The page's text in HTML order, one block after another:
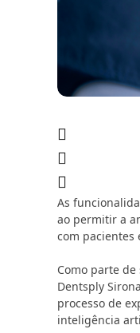
As
ao permitir a
com pacientes
Como parte
Dentsply
processo de
inteligência